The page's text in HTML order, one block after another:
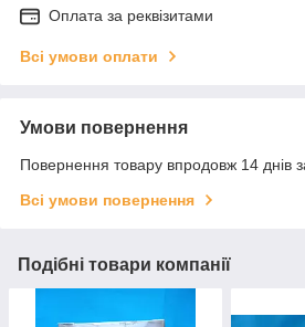
Оплата за реквізитами
Всі умови оплати
Умови повернення
Повернення товару впродовж 14 днів
Всі умови повернення
Подібні товари компанії